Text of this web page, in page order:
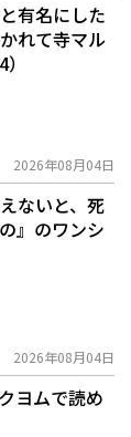
有名にした
れて寺マル
2026年08月04日
ないと、死
』のワンシ
2026年08月04日
ヨムで読め